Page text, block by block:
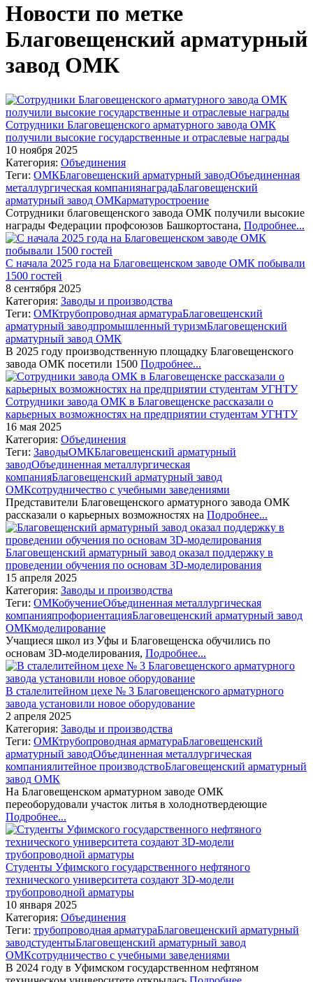
Новости по метке
Благовещенский арматурный
завод ОМК
Сотрудники Благовещенского арматурного завода ОМК
получили высокие государственные и отраслевые награды
10 ноября 2025
Категория: Объединения
Теги: ОМКБлаговещенский арматурный заводОбъединенная
металлургическая компаниянаградаБлаговещенский
арматурный завод ОМКарматуростроение
Сотрудники благовещенского завода ОМК получили высокие
награды Федерации профсоюзов Башкортостана, Подробнее...
С начала 2025 года на Благовещенском заводе ОМК побывали
1500 гостей
8 сентября 2025
Категория: Заводы и производства
Теги: ОМКтрубопроводная арматураБлаговещенский
арматурный заводпромышленный туризмБлаговещенский
арматурный завод ОМК
В 2025 году производственную площадку Благовещенского
завода ОМК посетили 1500 Подробнее...
Сотрудники завода ОМК в Благовещенске рассказали о
карьерных возможностях на предприятии студентам УГНТУ
16 мая 2025
Категория: Объединения
Теги: ЗаводыОМКБлаговещенский арматурный
заводОбъединенная металлургическая
компанияБлаговещенский арматурный завод
ОМКсотрудничество с учебными заведениями
Представители Благовещенского арматурного завода ОМК
рассказали о карьерных возможностях на Подробнее...
Благовещенский арматурный завод оказал поддержку в
проведении обучения по основам 3D-моделирования
15 апреля 2025
Категория: Заводы и производства
Теги: ОМКобучениеОбъединенная металлургическая
компанияпрофориентацияБлаговещенский арматурный завод
ОМКмоделирование
Учащиеся школ из Уфы и Благовещенска обучились по
основам 3D-моделирования, Подробнее...
В сталелитейном цехе № 3 Благовещенского арматурного
завода установили новое оборудование
2 апреля 2025
Категория: Заводы и производства
Теги: ОМКтрубопроводная арматураБлаговещенский
арматурный заводОбъединенная металлургическая
компаниялитейное производствоБлаговещенский арматурный
завод ОМК
На Благовещенском арматурном заводе ОМК
переоборудовали участок литья в холоднотвердеющие
Подробнее...
Студенты Уфимского государственного нефтяного
технического университета создают 3D-модели
трубопроводной арматуры
10 января 2025
Категория: Объединения
Теги: трубопроводная арматураБлаговещенский арматурный
заводстудентыБлаговещенский арматурный завод
ОМКсотрудничество с учебными заведениями
В 2024 году в Уфимском государственном нефтяном